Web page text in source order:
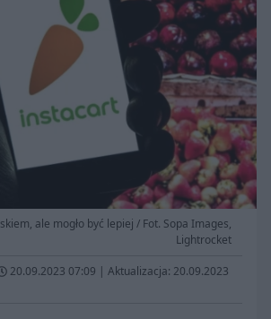
ale mogło być lepiej / Fot. Sopa Images,
Lightrocket
20.09.2023 07:09 | Aktualizacja: 20.09.2023